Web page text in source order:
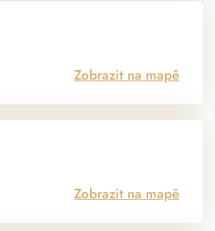
Zobrazit na mapě
Zobrazit na mapě